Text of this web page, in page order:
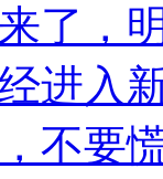
了，
进入
不要